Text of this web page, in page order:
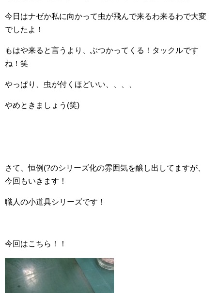
今日はナゼか私に向かって虫が飛んで来るわ来るわで大変
でしたよ！
もはや来ると言うより、ぶつかってくる！タックルです
ね！笑
やっぱり、虫が付くほどいい、、、、
やめときましょう(笑)
さて、恒例(?のシリーズ化の雰囲気を醸し出してますが、
今回もいきます！
職人の小道具シリーズです！
今回はこちら！！